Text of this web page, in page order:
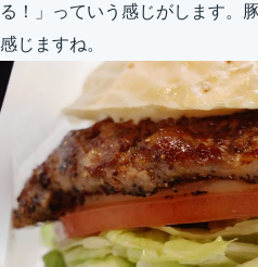
る！」っていう感じがします。
感じますね。